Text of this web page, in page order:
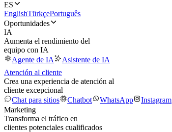
ES
EnglishTürkçePortuguês
Oportunidades
IA
Aumenta el rendimiento del
equipo con IA
Agente de IA
Asistente de IA
Atención al cliente
Crea una experiencia de atención al
cliente excepcional
Chat para sitios
Chatbot WhatsApp Instagram
Marketing
Transforma el tráfico en
clientes potenciales cualificados